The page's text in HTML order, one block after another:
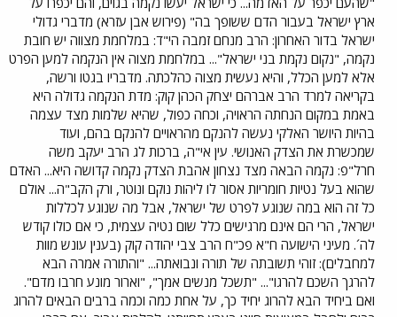
ארץ ישראל בעבור הדם ששופך בה" (פירוש אבן עזרא) מדברי גדולי
ישראל בדור האחרון: הרב מנחם זמבה הי"ד: במלחמת מצווה יש חובת
נקמה, "נקום נקמת בני ישראל"... במלחמת מצוה אין הנקמה למען הפרט
אלא למען הכלל, והיא נעשית מצוה כהלכתה. מדבריו בגטו ורשה,
בקריאה למרד הרב אברהם יצחק הכהן קוק: מדת הנקמה גדולה היא
באמת במקום הנחתה הראויה, וכחה כפול, שהיא שלמות מצד עצמה
בהיות היושר האלקי נעשה להנקם מהראויים להנקם בהם, ועוד
שמכשרת את הצדק האנושי. עין אי"ה, ברכות לג הרב יעקב משה
חרל"פ: נקמה הבאה מצד נצחון אהבת הצדק נקמה קדושה היא... האדם
שהוא בעל נטיות חומריות אסור לו ליהות נוקם ונוטר, ורק הקב"ה... אולם
כל זה הוא במה שנוגע לפרט של ישראל, אבל מה שנוגע לכללות
ישראל, הרי הם אינם מרגישים כלל שום נטיה עצמית, כי אם כולו קודש
לה´. מעיני הישועה ח"א פכ"ח הרב צבי יהודה קוק (בענין עונש מוות
למחבלים): זוהי תשובתה של תורה ונבואתה... "והתורה אמרה הבא
להרגך השכם להרגו"... "תשכל מנשים אמך", "וארור מונע חרבו מדם".
ואם ביחיד הבא להרוג יחיד כך, על אחת כמה וכמה ברבים הבאים להרוג